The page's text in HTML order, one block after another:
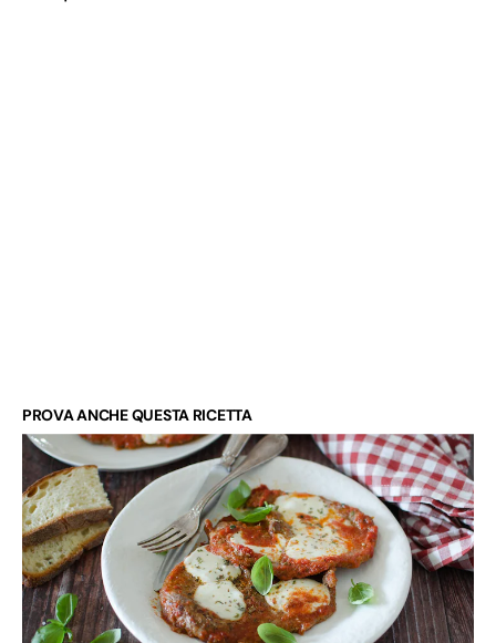
PROVA ANCHE QUESTA RICETTA